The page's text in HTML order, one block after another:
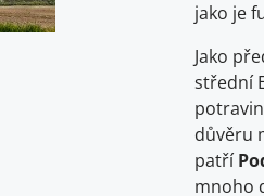
jako je
Jako
střední
důvěru
patří
mnoho